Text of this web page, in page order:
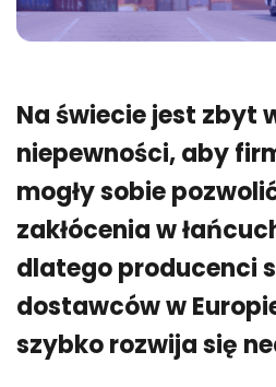
Na świecie jest zbyt
niepewności, aby
mogły sobie
zakłócenia w
dlatego producenci
dostawców w
szybko rozwija się